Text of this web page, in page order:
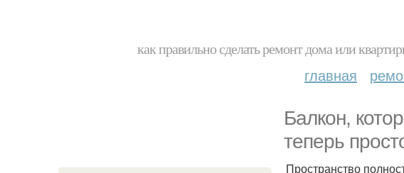
как правильно сделать ремонт дома или
главная
Балкон,
теперь
Пространство